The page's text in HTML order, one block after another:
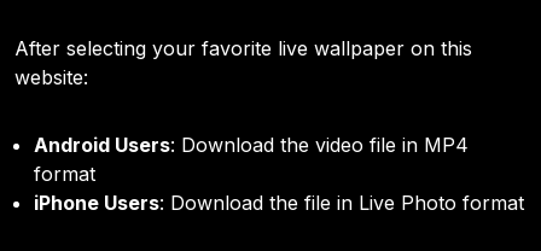
After selecting your favorite live wallpaper on this
website:
Android Users: Download the video file in MP4
format
iPhone Users: Download the file in Live Photo format